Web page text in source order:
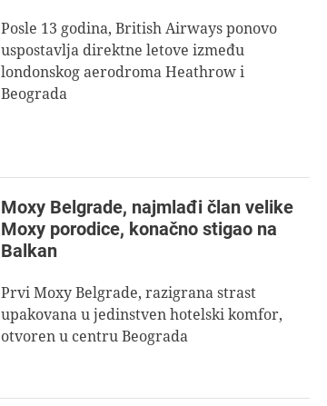
Posle 13 godina, British Airways ponovo
uspostavlja direktne letove između
londonskog aerodroma Heathrow i
Beograda
Moxy Belgrade, najmlađi član velike
Moxy porodice, konačno stigao na
Balkan
Prvi Moxy Belgrade, razigrana strast
upakovana u jedinstven hotelski komfor,
otvoren u centru Beograda